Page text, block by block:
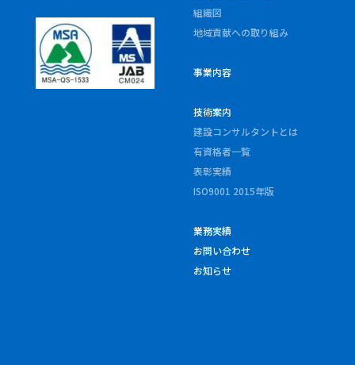
組織図
地域貢献への取り組み
事業内容
技術案内
建設コンサルタントとは
有資格者一覧
表彰実績
ISO9001 2015年版
業務実績
お問い合わせ
お知らせ